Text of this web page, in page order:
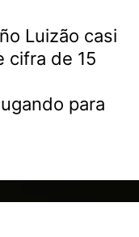
Luizão casi
cifra de 15
para